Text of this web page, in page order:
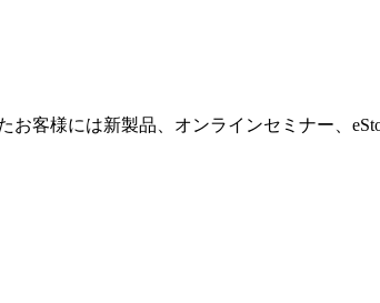
客様には新製品、オンラインセミナー、